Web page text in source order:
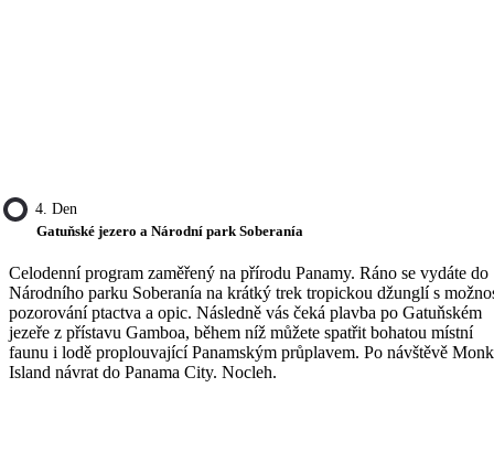
4. Den
Gatuňské jezero a Národní park Soberanía
Celodenní program zaměřený na přírodu Panamy. Ráno se vydáte do
Národního parku Soberanía na krátký trek tropickou džunglí s
pozorování ptactva a opic. Následně vás čeká plavba po Gatuňském
jezeře z přístavu Gamboa, během níž můžete spatřit bohatou místní
faunu i lodě proplouvající Panamským průplavem. Po návštěvě
Island návrat do Panama City. Nocleh.